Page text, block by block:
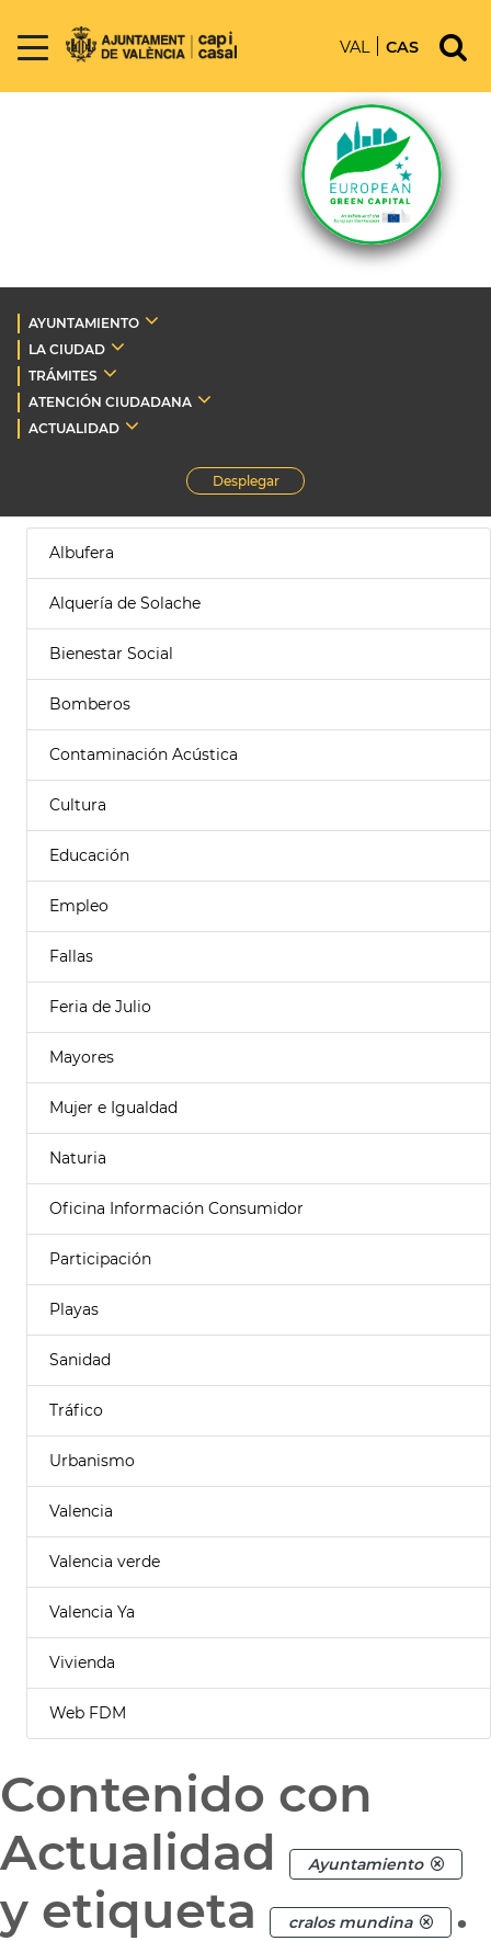
VAL CAS
AYUNTAMIENTO
LA CIUDAD
TRÁMITES
ATENCIÓN CIUDADANA
ACTUALIDAD
Desplegar
Albufera
Alquería de Solache
Bienestar Social
Bomberos
Contaminación Acústica
Cultura
Educación
Empleo
Fallas
Feria de Julio
Mayores
Mujer e Igualdad
Naturia
Oficina Información Consumidor
Participación
Playas
Sanidad
Tráfico
Urbanismo
Valencia
Valencia verde
Valencia Ya
Vivienda
Web FDM
Contenido con
Actualidad
Ayuntamiento
y etiqueta cralos mundina .